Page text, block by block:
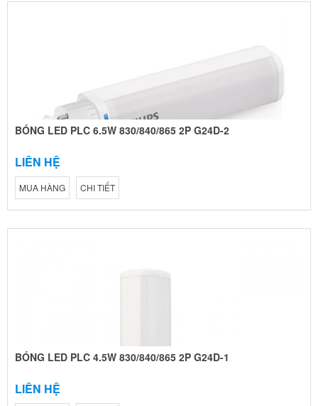
BÓNG LED PLC 6.5W 830/840/865 2P G24D-2
LIÊN HỆ
MUA HÀNG CHI TIẾT
BÓNG LED PLC 4.5W 830/840/865 2P G24D-1
LIÊN HỆ